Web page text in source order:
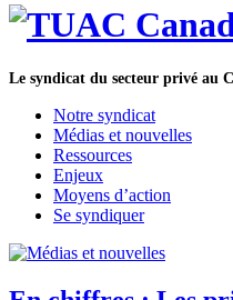
Le syndicat du secteur privé au
Notre syndicat
Médias et nouvelles
Ressources
Enjeux
Moyens d’action
Se syndiquer